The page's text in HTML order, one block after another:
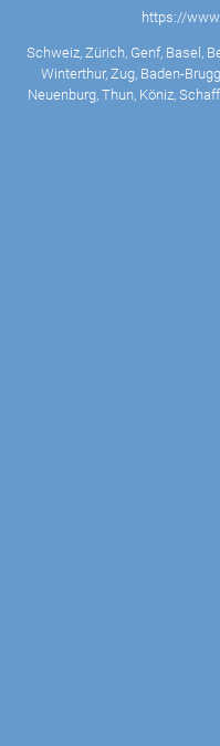
https://
Schweiz, Zürich, Genf, Basel,
Winterthur, Zug, Baden-
Neuenburg, Thun, Köniz,